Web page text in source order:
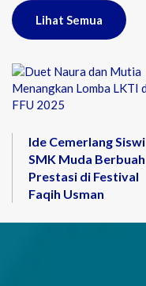
Lihat Semua
Ide Cemerlang Siswi
SMK Muda Berbuah
Prestasi di Festival
Faqih Usman